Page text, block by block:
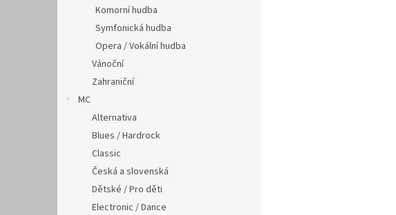
Komorní hudba
Symfonická hudba
Opera / Vokální hudba
Vánoční
Zahraniční
MC
Alternativa
Blues / Hardrock
Classic
Česká a slovenská
Dětské / Pro děti
Electronic / Dance